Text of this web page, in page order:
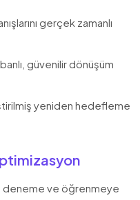
gerçek zamanlı
güvenilir dönüşüm
yeniden hedefleme
deneme ve öğrenmeye